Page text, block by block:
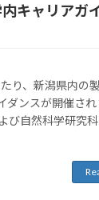
キャリアガ
り、新潟県内の製
ダンスが開催され
び自然科学研究